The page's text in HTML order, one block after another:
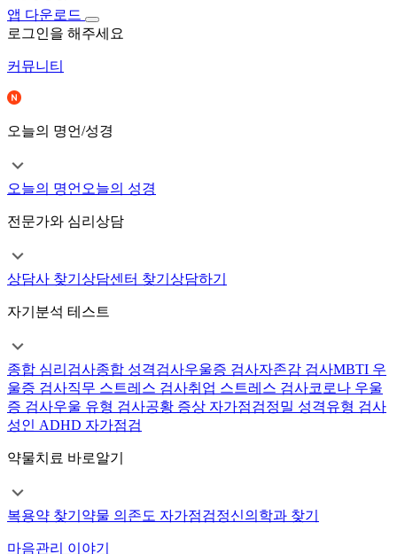
앱 다운로드
로그인을 해주세요
커뮤니티
오늘의 명언/성경
오늘의 명언 오늘의 성경
전문가와 심리상담
상담사 찾기 상담센터 찾기 상담하기
자기분석 테스트
종합 심리검사종합 성격검사우울증 검사자존감 검사MBTI 우
울증 검사직무 스트레스 검사취업 스트레스 검사코로나 우울
증 검사우울 유형 검사공황 증상 자가점검정밀 성격유형 검사
성인 ADHD 자가점검
약물치료 바로알기
복용약 찾기 약물 의존도 자가점검정신의학과 찾기
마음관리 이야기